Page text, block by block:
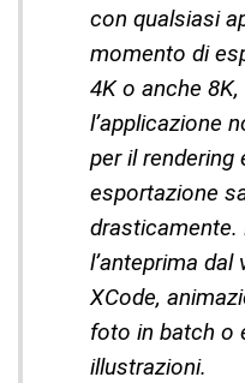
con qualsiasi
momento di
4K o anche
l’applicazione
per il rendering
esportazione
l’anteprima dal
XCode,
foto in batch o
illustrazioni.